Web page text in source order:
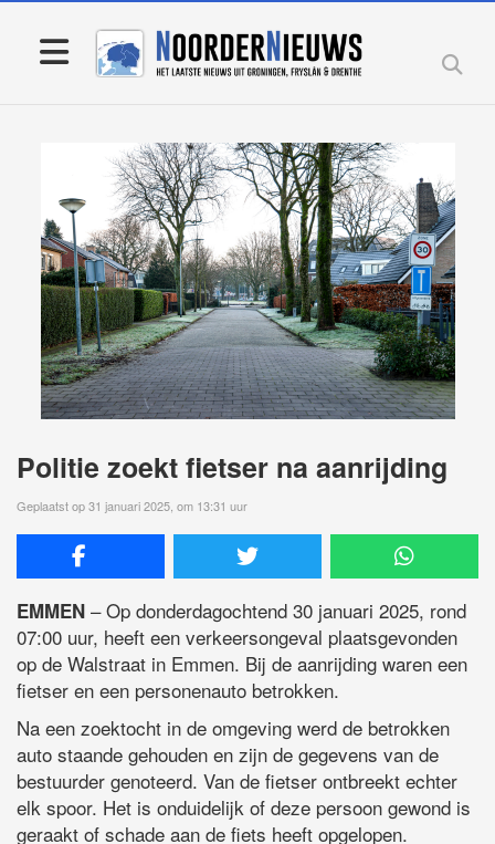
Politie zoekt fietser na aanrijding
Geplaatst op 31 januari 2025, om 13:31 uur
EMMEN – Op donderdagochtend 30 januari 2025, rond
07:00 uur, heeft een verkeersongeval plaatsgevonden
op de Walstraat in Emmen. Bij de aanrijding waren een
fietser en een personenauto betrokken.
Na een zoektocht in de omgeving werd de betrokken
auto staande gehouden en zijn de gegevens van de
bestuurder genoteerd. Van de fietser ontbreekt echter
elk spoor. Het is onduidelijk of deze persoon gewond is
geraakt of schade aan de fiets heeft opgelopen.